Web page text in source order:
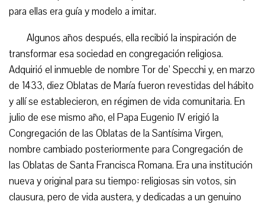
para ellas era guía y modelo a imitar.
Algunos años después, ella recibió la inspiración de
transformar esa sociedad en congregación religiosa.
Adquirió el inmueble de nombre Tor de’ Specchi y, en marzo
de 1433, diez Oblatas de María fueron revestidas del hábito
y allí se establecieron, en régimen de vida comunitaria. En
julio de ese mismo año, el Papa Eugenio IV erigió la
Congregación de las Oblatas de la Santísima Virgen,
nombre cambiado posteriormente para Congregación de
las Oblatas de Santa Francisca Romana. Era una institución
nueva y original para su tiempo: religiosas sin votos, sin
clausura, pero de vida austera, y dedicadas a un genuino